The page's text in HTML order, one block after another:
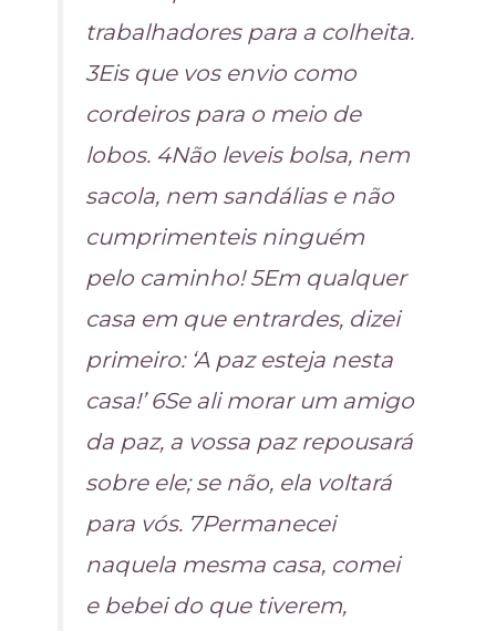
trabalhadores para a colheita.
3Eis que vos envio como
cordeiros para o meio de
lobos. 4Não leveis bolsa, nem
sacola, nem sandálias e não
cumprimenteis ninguém
pelo caminho! 5Em qualquer
casa em que entrardes, dizei
primeiro: ‘A paz esteja nesta
casa!’ 6Se ali morar um amigo
da paz, a vossa paz repousará
sobre ele; se não, ela voltará
para vós. 7Permanecei
naquela mesma casa, comei
e bebei do que tiverem,